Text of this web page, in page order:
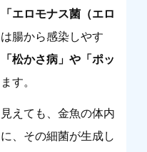
「エロモナス菌（エロ
は腸から感染しやす
「松かさ病」や「ポッ
す。
えても、金魚の体内
、その細菌が生成し